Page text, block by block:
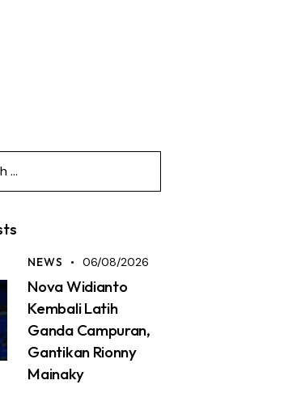
NEWS 06/08/2026
Nova Widianto
Kembali Latih
Ganda Campuran,
Gantikan Rionny
Mainaky